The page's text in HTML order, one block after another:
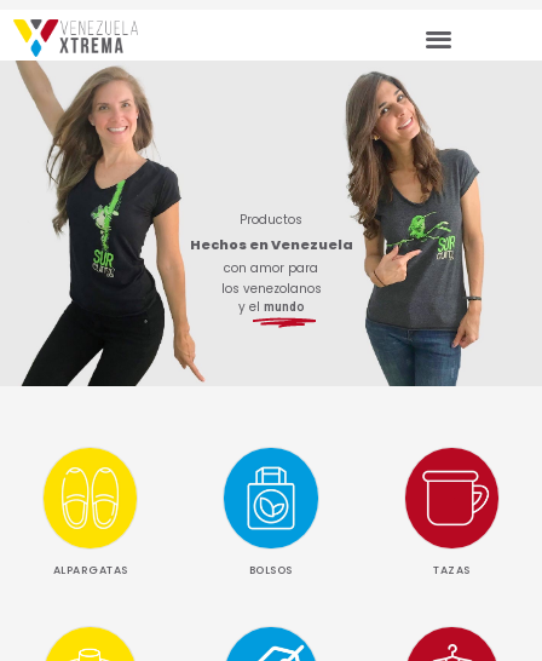
contenido
Productos
Hechos en Venezuela
con amor para
los venezolanos
y el mundo
ALPARGATAS BOLSOS TAZAS